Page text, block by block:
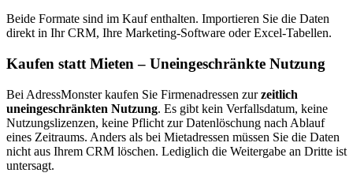
Beide Formate sind im Kauf enthalten. Importieren Sie die Daten
direkt in Ihr CRM, Ihre Marketing-Software oder Excel-Tabellen.
Kaufen statt Mieten – Uneingeschränkte Nutzung
Bei AdressMonster kaufen Sie Firmenadressen zur zeitlich
uneingeschränkten Nutzung. Es gibt kein Verfallsdatum, keine
Nutzungslizenzen, keine Pflicht zur Datenlöschung nach Ablauf
eines Zeitraums. Anders als bei Mietadressen müssen Sie die Daten
nicht aus Ihrem CRM löschen. Lediglich die Weitergabe an Dritte ist
untersagt.